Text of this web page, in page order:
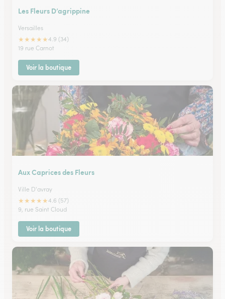
Les Fleurs D’agrippine
Versailles
★★★★★4.9 (34)
19 rue Carnot
Voir la boutique
Aux Caprices des Fleurs
Ville D'avray
★★★★★4.6 (57)
9, rue Saint Cloud
Voir la boutique